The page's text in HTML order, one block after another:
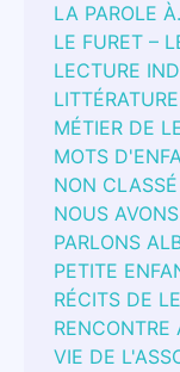
LA PAROLE
LE FURET –
LECTURE
MÉTIER DE
MOTS
NON CLASSÉ
NOUS
PARLONS
PETITE
RÉCITS DE
RENCONTRE
VIE DE